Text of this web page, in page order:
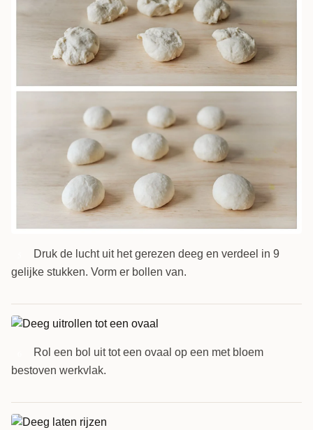
Druk de lucht uit het gerezen deeg en verdeel in 9
gelijke stukken. Vorm er bollen van.
Rol een bol uit tot een ovaal op een met bloem
bestoven werkvlak.